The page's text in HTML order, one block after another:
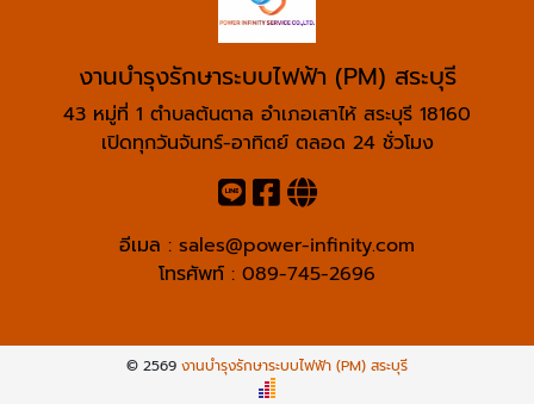
งานบำรุงรักษาระบบไฟฟ้า (PM) สระบุรี
43 หมู่ที่ 1 ตำบลต้นตาล อำเภอเสาไห้ สระบุรี 18160
เปิดทุกวันจันทร์-อาทิตย์ ตลอด 24 ชั่วโมง
อีเมล : sales@power-infinity.com
โทรศัพท์ : 089-745-2696
© 2569 งานบำรุงรักษาระบบไฟฟ้า (PM) สระบุรี